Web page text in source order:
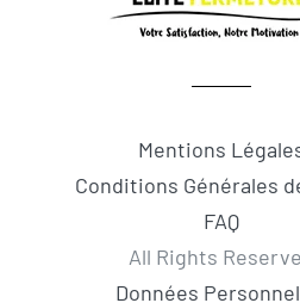
Mentions
Conditions Générales
FAQ
All Rights
Données